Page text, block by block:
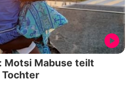
Motsi Mabuse teilt